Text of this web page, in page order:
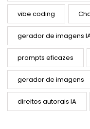
vibe coding
gerador de imagens
prompts eficazes
gerador de imagens
direitos autorais IA